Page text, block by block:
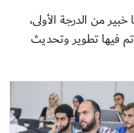
من الدرجة الأولى،
فيها تطوير وتحديث